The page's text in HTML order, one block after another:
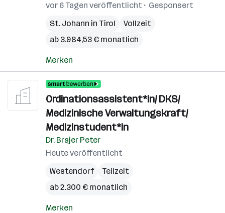
vor 6 Tagen veröffentlicht
Gesponsert
St. Johann in Tirol
Vollzeit
ab 3.984,53 € monatlich
Merken
Ordinationsassistent*in/ DKS/
Medizinische Verwaltungskraft/
Medizinstudent*in
Dr. Brajer Peter
Heute veröffentlicht
Westendorf
Teilzeit
ab 2.300 € monatlich
Merken